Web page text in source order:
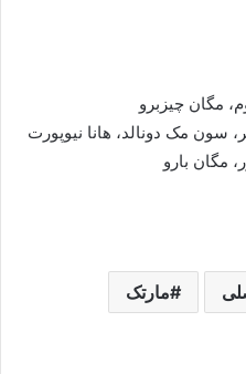
مگان چیزبرو
سون مک دونالد، هانا نیوپورت
مگان بارو
مارتک